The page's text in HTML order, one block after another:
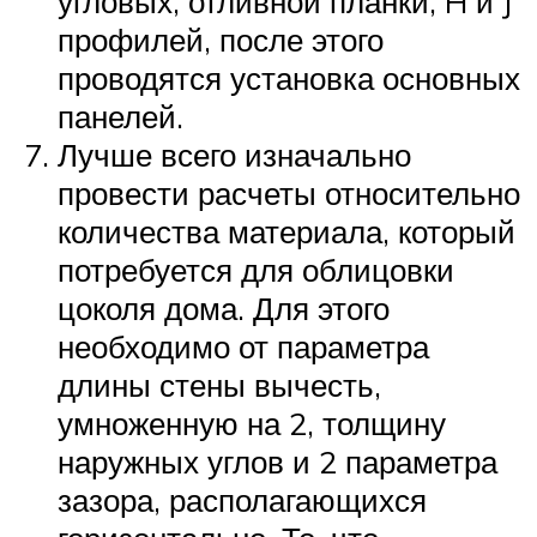
профилей, после этого
проводятся установка основных
панелей.
Лучше всего изначально
провести расчеты относительно
количества материала, который
потребуется для облицовки
цоколя дома. Для этого
необходимо от параметра
длины стены вычесть,
умноженную на 2, толщину
наружных углов и 2 параметра
зазора, располагающихся